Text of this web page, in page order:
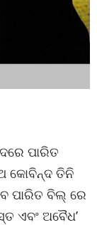
ପାରିତ
କୋବିନ୍ଦ ତିନି
ପାରିତ ବିଲ୍ ରେ
ଏବଂ ଅବୈଧ’